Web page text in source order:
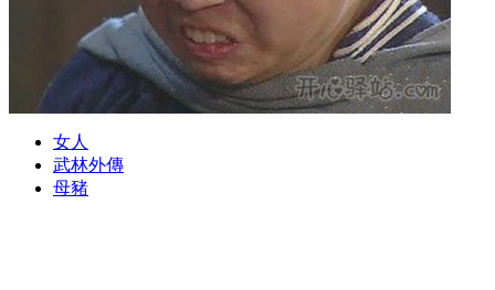
女人
武林外傳
母豬